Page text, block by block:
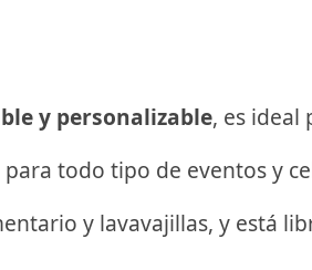
y personalizable, es ideal
todo tipo de eventos y
y lavavajillas, y está